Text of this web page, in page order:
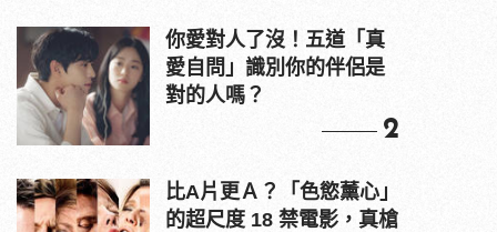
你愛對人了沒！五道「真
愛自問」識別你的伴侶是
對的人嗎？
2
比A片更Ａ？「色慾薰心」
的超尺度 18 禁電影，真槍